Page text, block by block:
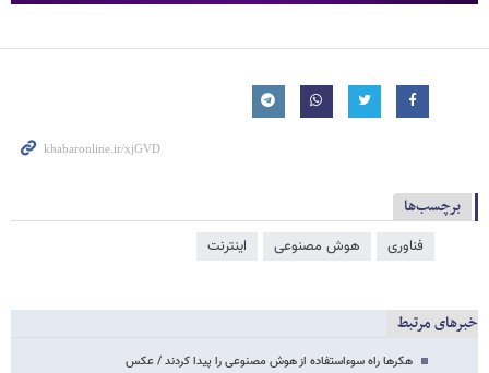
برچسب‌ها
فناوری هوش مصنوعی اینترنت
خبرهای مرتبط
هکرها راه سوءاستفاده از هوش مصنوعی را پیدا کردند / عکس